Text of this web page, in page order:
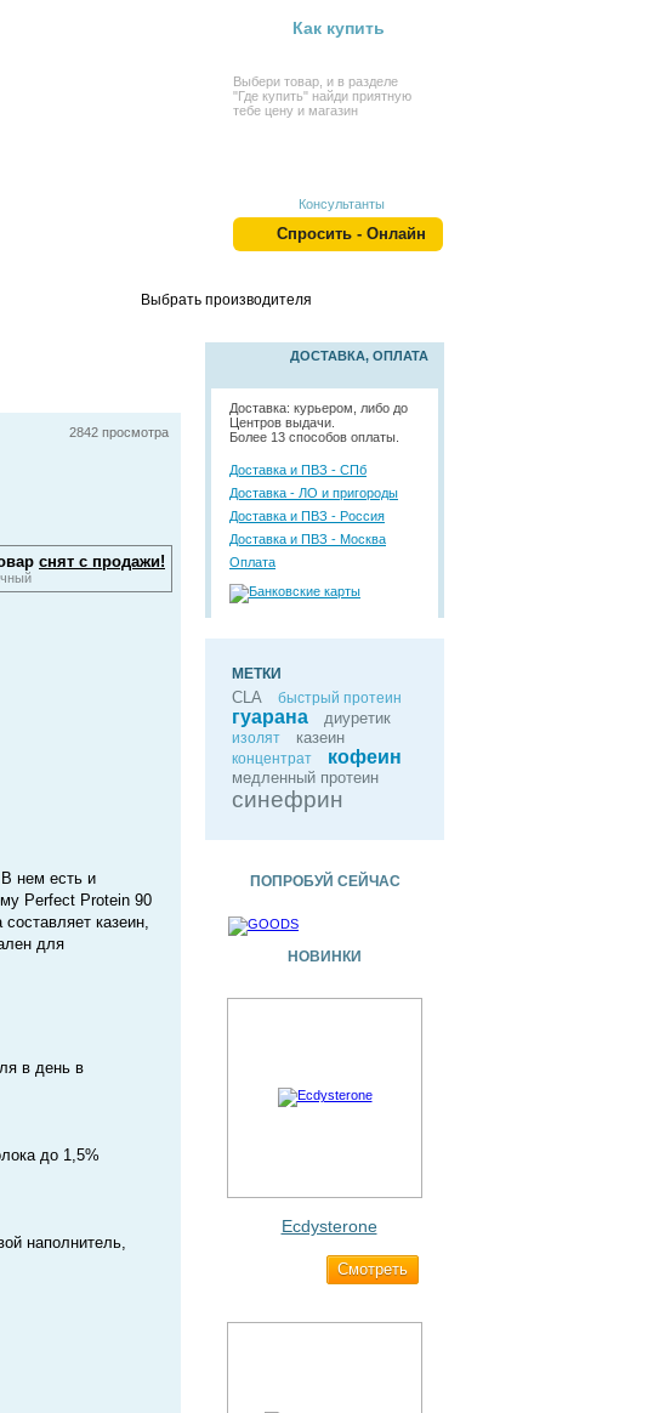
Как купить
Выбери товар, и в разделе
"Где купить" найди приятную
тебе цену и магазин
Консультанты
Спросить - Онлайн
Выбрать производителя
2842 просмотра
снят с продажи!
нем есть и
Perfect Protein 90
казеин,
для
в день в
до 1,5%
наполнитель,
ДОСТАВКА, ОПЛАТА
Доставка: курьером, либо до
Центров выдачи.
Более 13 способов оплаты.
Доставка и ПВЗ - СПб
Доставка - ЛО и пригороды
Доставка и ПВЗ - Россия
Доставка и ПВЗ - Москва
Оплата
МЕТКИ
CLA быстрый протеин
гуарана диуретик
изолят казеин
концентрат кофеин
медленный протеин
синефрин
ПОПРОБУЙ СЕЙЧАС
НОВИНКИ
Ecdysterone
Cмотреть